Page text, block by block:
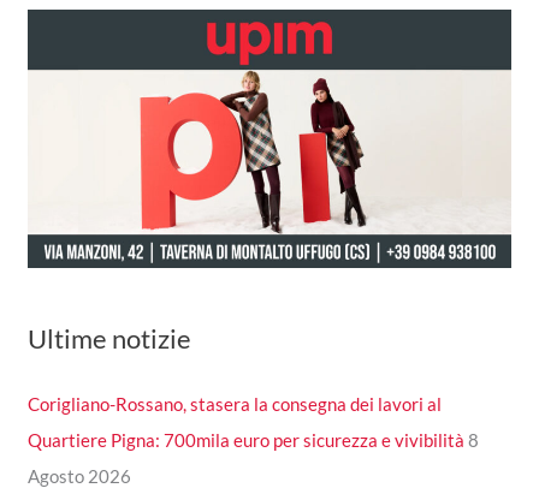
Ultime notizie
Corigliano-Rossano, stasera la consegna dei lavori al
Quartiere Pigna: 700mila euro per sicurezza e vivibilità 8
Agosto 2026